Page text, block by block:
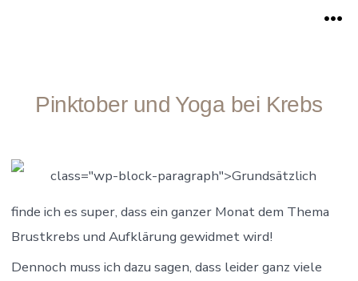
Pinktober und Yoga bei Krebs
class="wp-block-paragraph">Grundsätzlich
finde ich es super, dass ein ganzer Monat dem Thema
Brustkrebs und Aufklärung gewidmet wird!
Dennoch muss ich dazu sagen, dass leider ganz viele